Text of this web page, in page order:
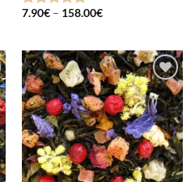
Hinnanguga
7.90€ – 158.00€Hinnavahemik:
Lisa
lemmikuks